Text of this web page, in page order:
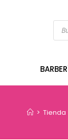
> Tienda